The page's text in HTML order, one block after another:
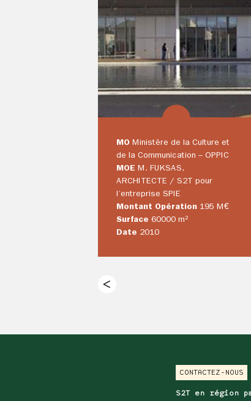
MO Ministère de la Culture et
de la Communication – OPPIC
MOE M. FUKSAS,
ARCHITECTE / S2T pour
l’entreprise SPIE
Montant Opération 195 M€
Surface 60000 m²
Date 2010
CONTACTEZ-NOUS
S2T en région